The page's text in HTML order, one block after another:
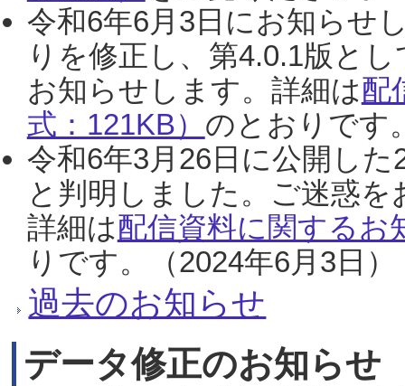
令和6年6月3日にお知らせ
りを修正し、第4.0.1版と
お知らせします。詳細は配
式：121KB） のとおりです
令和6年3月26日に公開し
と判明しました。ご迷惑
詳細は配信資料に関するお
りです。（2024年6月3日）
過去のお知らせ
データ修正のお知らせ